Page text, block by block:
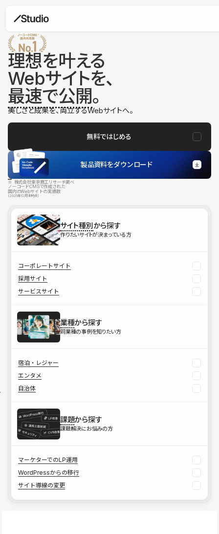
理想を叶える
Webサイトを、
最速で公開。
美しさと成果を、両立するWebサイトへ。
無料ではじめる
製品資料をダウンロード
※ 株式会社東京商工リサーチ調べ
ノーコードCMSで作成された
国内のWebサイトの実績数
（2025年12月末時点）
サイト種別から探す
作りたいサイトが決まっている方
コーポレートサイト
採用サイト
サービスサイト
業種から探す
同業種の事例を知りたい方
宿泊・レジャー
エンタメ
自治体
課題から探す
課題解決にお悩みの方
マーケターでのLP運用
WordPressからの移行
サイト導線の変更